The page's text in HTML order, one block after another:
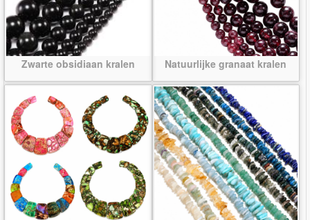
Zwarte obsidiaan kralen Natuurlijke granaat kralen